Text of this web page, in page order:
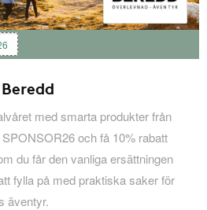
med smarta produkter från
och få 10% rabatt
du får den vanliga ersättningen
fylla på med praktiska saker för
äventyr.